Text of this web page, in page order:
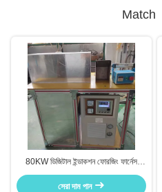
Match
80KW ডিজিটাল ইন্ডাকশন ফোরজিং ফার্নেস
ইন্ডাকশন হিট ট্রিটমেন্ট মেশিন হট ফোরজিংয়ের
জন্য
সেরা দাম পান